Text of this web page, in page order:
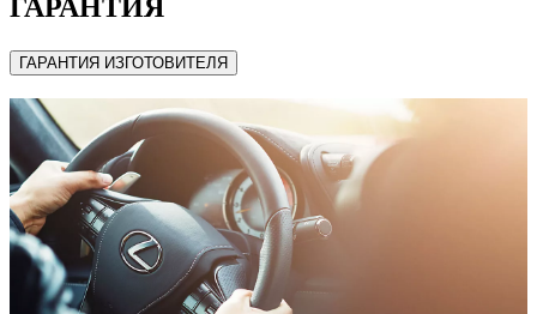
ГАРАНТИЯ
ГАРАНТИЯ ИЗГОТОВИТЕЛЯ